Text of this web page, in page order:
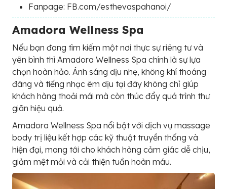
Fanpage: FB.com/esthevaspahanoi/
Amadora Wellness Spa
Nếu bạn đang tìm kiếm một nơi thực sự riêng tư và
yên bình thì Amadora Wellness Spa chính là sự lựa
chọn hoàn hảo. Ánh sáng dịu nhẹ, không khí thoáng
đãng và tiếng nhạc êm dịu tại đây không chỉ giúp
khách hàng thoải mái mà còn thúc đẩy quá trình thư
giãn hiệu quả.
Amadora Wellness Spa nổi bật với dịch vụ massage
body trị liệu kết hợp các kỹ thuật truyền thống và
hiện đại, mang tới cho khách hàng cảm giác dễ chịu,
giảm mệt mỏi và cải thiện tuần hoàn máu.